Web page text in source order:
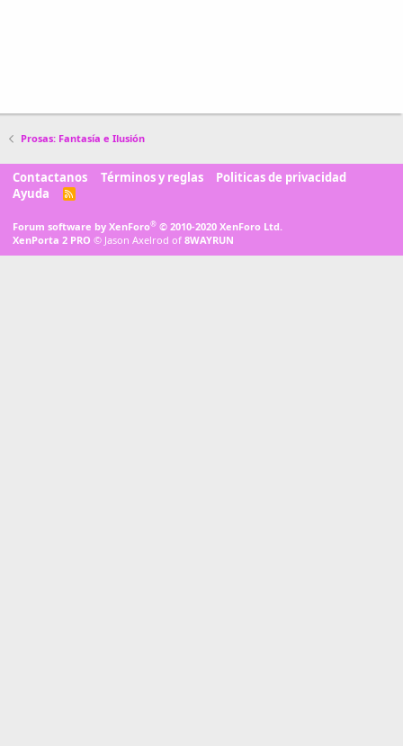
Prosas: Fantasía e Ilusión
Contactanos Términos y reglas
Politicas de privacidad
Ayuda
R
Forum software by XenForo® © 2010-2020 XenForo Ltd.
XenPorta 2 PRO © Jason Axelrod of 8WAYRUN